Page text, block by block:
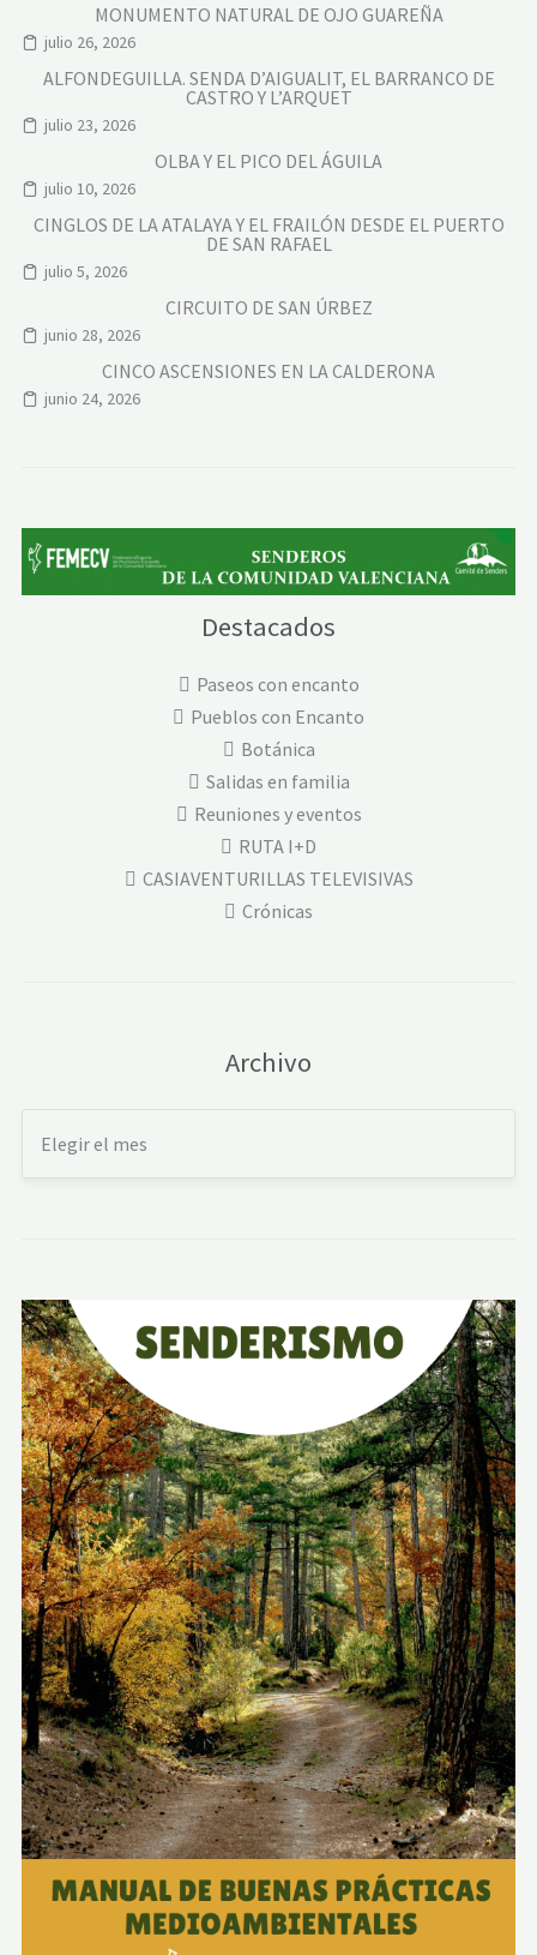
MONUMENTO NATURAL DE OJO GUAREÑA
julio 26, 2026
ALFONDEGUILLA. SENDA D’AIGUALIT, EL BARRANCO DE
CASTRO Y L’ARQUET
julio 23, 2026
OLBA Y EL PICO DEL ÁGUILA
julio 10, 2026
CINGLOS DE LA ATALAYA Y EL FRAILÓN DESDE EL PUERTO
DE SAN RAFAEL
julio 5, 2026
CIRCUITO DE SAN ÚRBEZ
junio 28, 2026
CINCO ASCENSIONES EN LA CALDERONA
junio 24, 2026
Destacados
Paseos con encanto
Pueblos con Encanto
Botánica
Salidas en familia
Reuniones y eventos
RUTA I+D
CASIAVENTURILLAS TELEVISIVAS
Crónicas
Archivo